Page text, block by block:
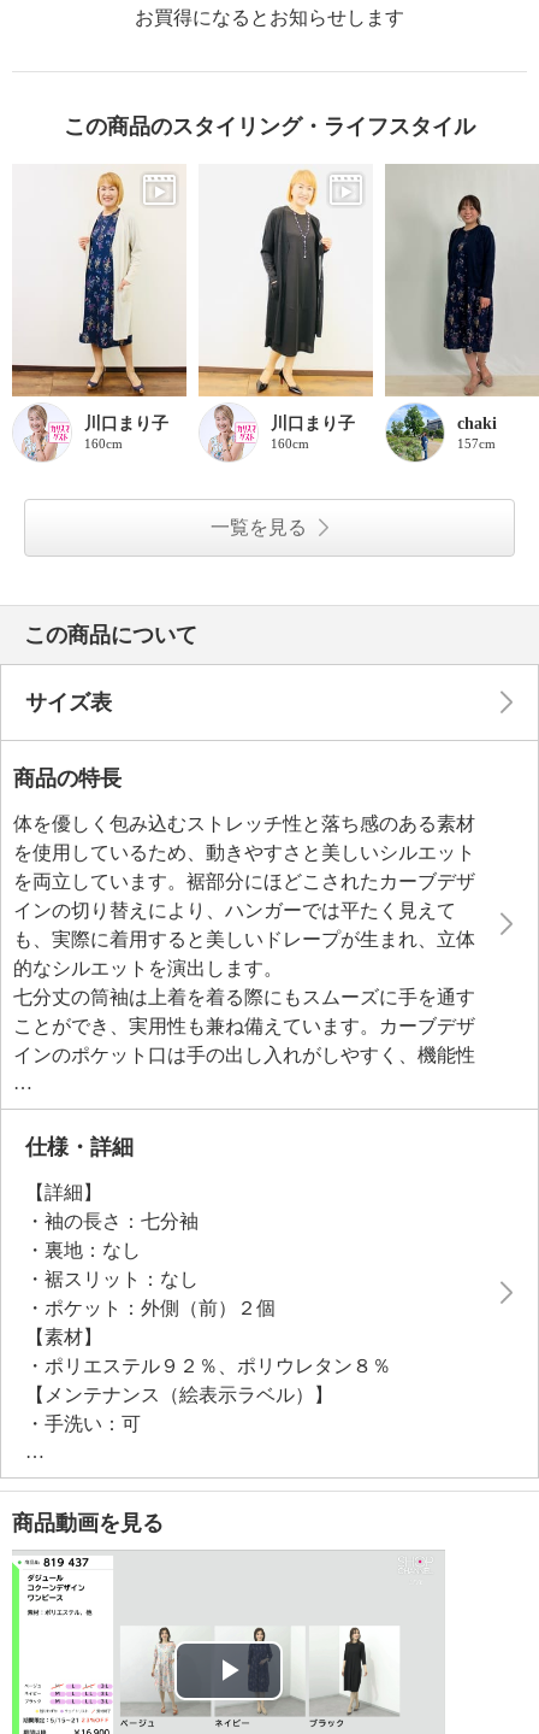
お買得になるとお知らせします
この商品のスタイリング・ライフスタイル
川口まり子
160cm
川口まり子
160cm
chaki
157cm
一覧を見る
この商品について
サイズ表
商品の特長
体を優しく包み込むストレッチ性と落ち感のある素材
を使用しているため、動きやすさと美しいシルエット
を両立しています。裾部分にほどこされたカーブデザ
インの切り替えにより、ハンガーでは平たく見えて
も、実際に着用すると美しいドレープが生まれ、立体
的なシルエットを演出します。
七分丈の筒袖は上着を着る際にもスムーズに手を通す
ことができ、実用性も兼ね備えています。カーブデザ
インのポケット口は手の出し入れがしやすく、機能性
も考慮されています。体のラインを拾いにくい設計
で、自然にすっきりとした印象を与えるのも魅力で
す。朝の忙しい時間でも着るだけでスタイルが決まる
ネイトの強い味方になってくれます。
仕様・詳細
【詳細】
・袖の長さ：七分袖
・裏地：なし
・裾スリット：なし
・ポケット：外側（前）２個
【素材】
・ポリエステル９２％、ポリウレタン８％
【メンテナンス（絵表示ラベル）】
・手洗い：可
・漂白処理：酸素系漂白可（塩素系漂白は不可）
・タンブル乾燥：不可
・自然乾燥：日陰の吊り干し
・アイロン仕上げ：可（低温）
・ドライクリーニング：石油系ドライクリーニング可
・ウエットクリーニング：可
【メンテナンス（ケアラベル）】
＜ベージュ、ネイビー、ブラック＞水や汗などによる
色落ち、色移り注意
＜ベージュ、ネイビー、ブラック＞摩擦による色落
商品動画を見る
Play